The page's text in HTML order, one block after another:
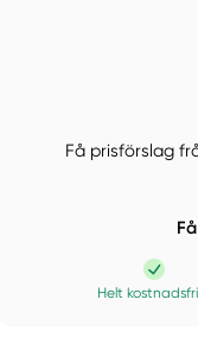
Få prisförslag
Helt